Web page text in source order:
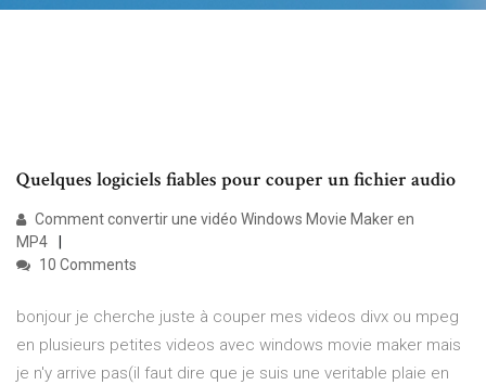
Quelques logiciels fiables pour couper un fichier audio
Comment convertir une vidéo Windows Movie Maker en
MP4
10 Comments
bonjour je cherche juste à couper mes videos divx ou mpeg
en plusieurs petites videos avec windows movie maker mais
je n'y arrive pas(il faut dire que je suis une veritable plaie en